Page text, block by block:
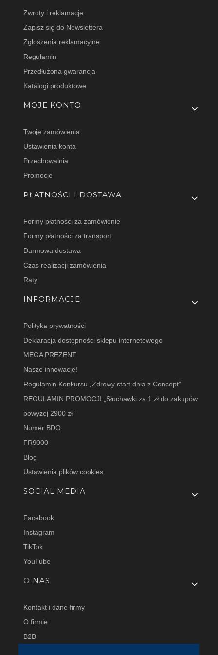
Zwroty i reklamacje
Zapisz się do Newslettera
Zgłoszenia reklamacyjne
Regulamin
Przedłużona gwarancja
Katalogi produktowe
MOJE KONTO
Twoje zamówienia
Ustawienia konta
Przechowalnia
Promocje
PŁATNOŚCI I DOSTAWA
Formy płatności za zamówienie
Formy płatności za transport
Darmowa dostawa
Czas realizacji zamówienia
Raty
INFORMACJE
Polityka prywatności
Deklaracja dostępności sklepu internetowego
MEGA PREZENT
Nasze innowacje!
Regulamin Konkursu „Zdrowy start dnia z Concept”
REGULAMIN PROMOCJI „Słuchawki za 1 zł do zakupów
powyżej 2900 zł”
Numer BDO
FR9000
Blog
Ustawienia plików cookies
SOCIAL MEDIA
Facebook
Instagram
TikTok
YouTube
O NAS
Kontakt i dane firmy
O firmie
B2B